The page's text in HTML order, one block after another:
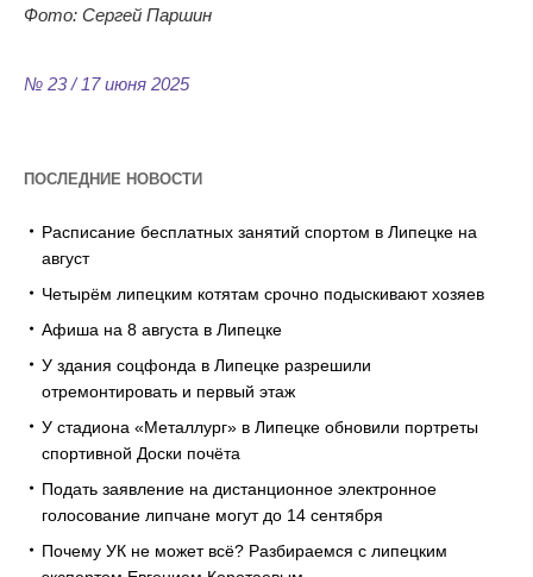
Фото: Сергей Паршин
№ 23 / 17 июня 2025
ПОСЛЕДНИЕ НОВОСТИ
Расписание бесплатных занятий спортом в Липецке на
август
Четырём липецким котятам срочно подыскивают хозяев
Афиша на 8 августа в Липецке
У здания соцфонда в Липецке разрешили
отремонтировать и первый этаж
У стадиона «Металлург» в Липецке обновили портреты
спортивной Доски почёта
Подать заявление на дистанционное электронное
голосование липчане могут до 14 сентября
Почему УК не может всё? Разбираемся с липецким